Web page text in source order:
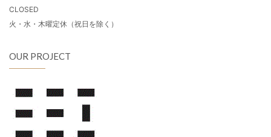
CLOSED
火・水・木曜定休（祝日を除く）
OUR PROJECT